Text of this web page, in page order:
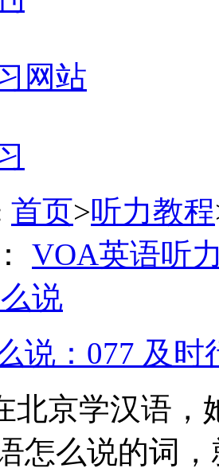
网站
首页>听力教程
VOA英语听
说
说：077 及
北京学汉语
怎么说的词